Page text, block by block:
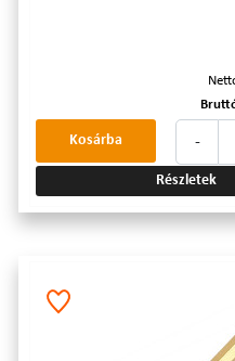
-
Kosárba
Részletek